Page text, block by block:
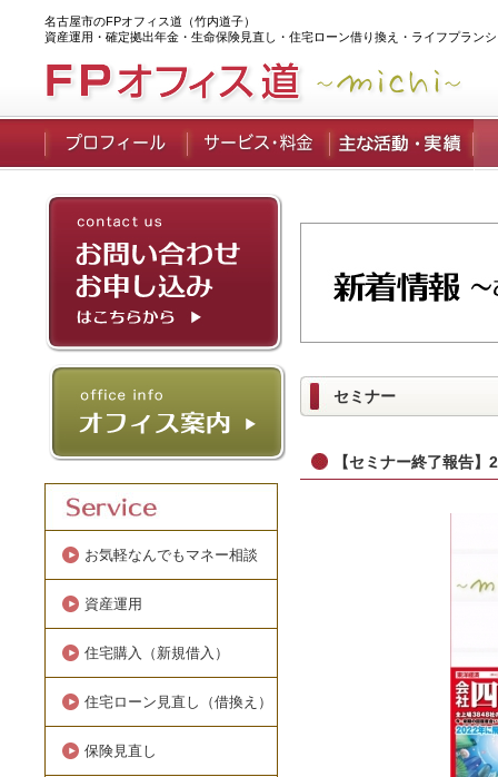
名古屋市のFPオフィス道（竹内道子）
資産運用・確定拠出年金・生命保険見直し・住宅ローン借り換え・ライフプラン
お気軽なんでもマネー相談
資産運用
住宅購入（新規借入）
住宅ローン見直し（借換え）
保険見直し
セミナー
【セミナー終了報告